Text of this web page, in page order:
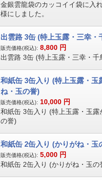
金銀雲龍袋のカッコイイ袋に入
様にしました。
出雲路 3缶 (特上玉露・三幸・
販売価格(税込): 8,800 円
出雲路 3缶 (特上玉露・三幸・千
和紙缶 3缶入り (特上玉露・玉
ね・玉の誉)
販売価格(税込): 10,000 円
和紙缶 3缶入り (特上玉露・玉露
の誉)
和紙缶 2缶入り (かりがね・玉
販売価格(税込): 5,000 円
和紙缶 2缶入り (かりがね・玉の